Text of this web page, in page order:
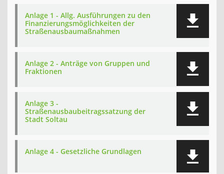
Anlage 1 - Allg. Ausführungen zu den
Finanzierungsmöglichkeiten der
Straßenausbaumaßnahmen
Anlage 2 - Anträge von Gruppen und
Fraktionen
Anlage 3 -
Straßenausbaubeitragssatzung der
Stadt Soltau
Anlage 4 - Gesetzliche Grundlagen